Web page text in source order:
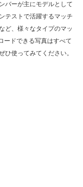
挨拶へマッスルプラ
JAPAN 」にてマッス
バーが主にモデルとして
テストで活躍するマッチ
ど、様々なタイプのマッ
ードできる写真はすべて
ひ使ってみてください。